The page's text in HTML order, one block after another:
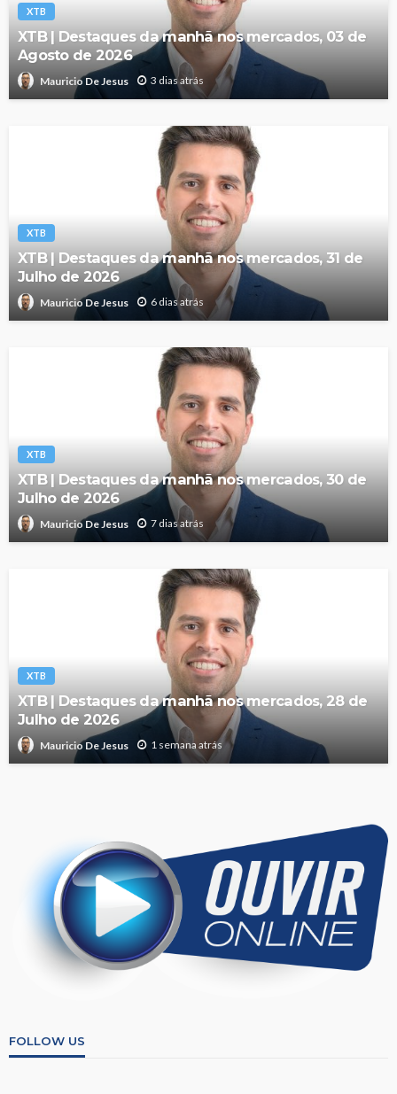
XTB
XTB | Destaques da manhã nos mercados, 03 de
Agosto de 2026
Mauricio De Jesus 3 dias atrás
XTB
XTB | Destaques da manhã nos mercados, 31 de
Julho de 2026
Mauricio De Jesus 6 dias atrás
XTB
XTB | Destaques da manhã nos mercados, 30 de
Julho de 2026
Mauricio De Jesus 7 dias atrás
XTB
XTB | Destaques da manhã nos mercados, 28 de
Julho de 2026
Mauricio De Jesus 1 semana atrás
FOLLOW US